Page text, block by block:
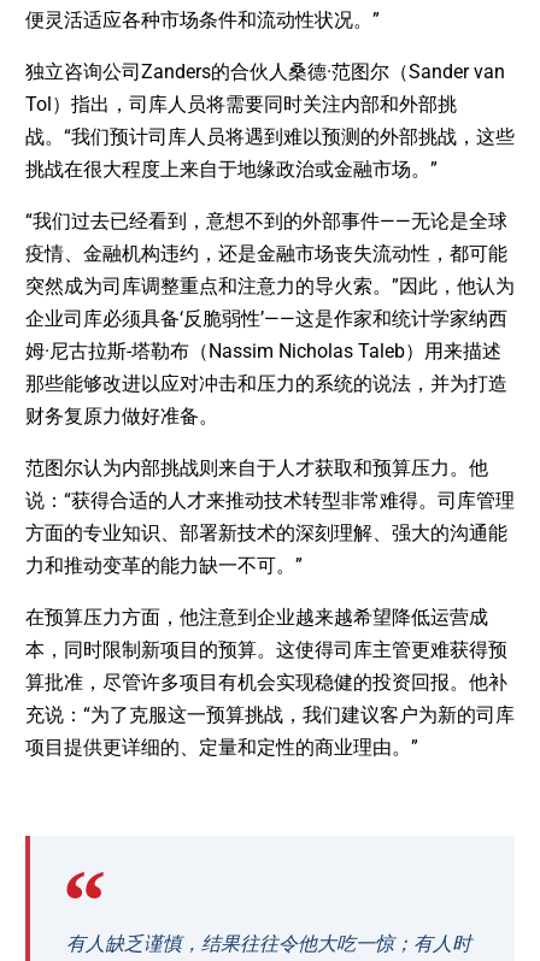
便灵活适应各种市场条件和流动性状况。”
独立咨询公司Zanders的合伙人桑德·范图尔（Sander van
Tol）指出，司库人员将需要同时关注内部和外部挑
战。“我们预计司库人员将遇到难以预测的外部挑战，这些
挑战在很大程度上来自于地缘政治或金融市场。”
“我们过去已经看到，意想不到的外部事件——无论是全球
疫情、金融机构违约，还是金融市场丧失流动性，都可能
突然成为司库调整重点和注意力的导火索。”因此，他认为
企业司库必须具备‘反脆弱性’——这是作家和统计学家纳西
姆·尼古拉斯-塔勒布（Nassim Nicholas Taleb）用来描述
那些能够改进以应对冲击和压力的系统的说法，并为打造
财务复原力做好准备。
范图尔认为内部挑战则来自于人才获取和预算压力。他
说：“获得合适的人才来推动技术转型非常难得。司库管理
方面的专业知识、部署新技术的深刻理解、强大的沟通能
力和推动变革的能力缺一不可。”
在预算压力方面，他注意到企业越来越希望降低运营成
本，同时限制新项目的预算。这使得司库主管更难获得预
算批准，尽管许多项目有机会实现稳健的投资回报。他补
充说：“为了克服这一预算挑战，我们建议客户为新的司库
项目提供更详细的、定量和定性的商业理由。”
有人缺乏谨慎，结果往往令他大吃一惊；有人时